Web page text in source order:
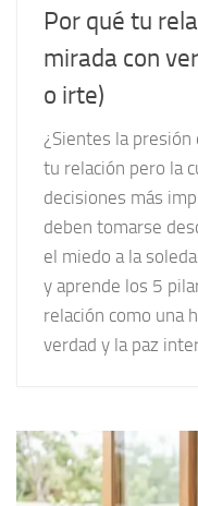
Por qué tu
mirada con
o irte)
¿Sientes la
tu relación pero la
decisiones más
deben tomarse
el miedo a la
y aprende los 5
relación como una
verdad y la paz